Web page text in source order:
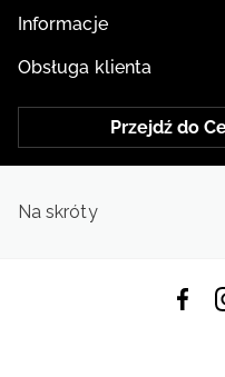
Informacje
Obsługa klienta
Przejdź do
Na skróty